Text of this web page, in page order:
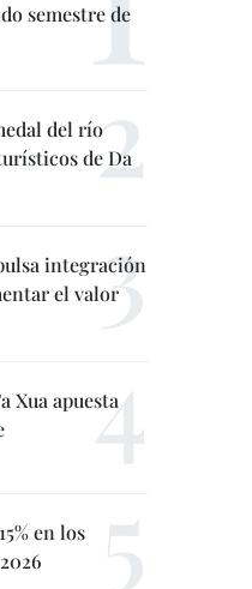
semestre de
del río
de Da
integración
el valor
Xua apuesta
en los